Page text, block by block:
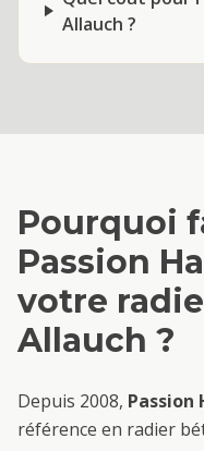
Allauch ?
Pourquoi
Passion
votre
Allauch ?
Depuis 2008, Passion
référence en radier